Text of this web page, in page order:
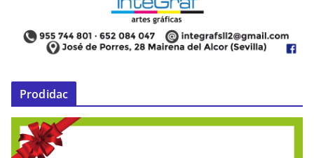
Prodidac